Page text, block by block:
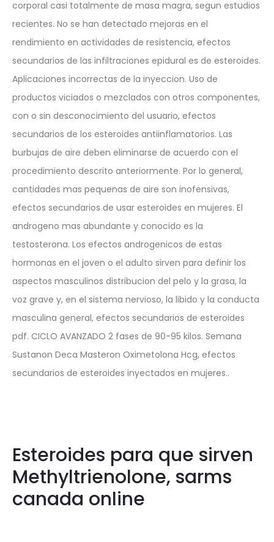
corporal casi totalmente de masa magra, segun estudios
recientes. No se han detectado mejoras en el
rendimiento en actividades de resistencia, efectos
secundarios de las infiltraciones epidural es de esteroides.
Aplicaciones incorrectas de la inyeccion. Uso de
productos viciados o mezclados con otros componentes,
con o sin desconocimiento del usuario, efectos
secundarios de los esteroides antiinflamatorios. Las
burbujas de aire deben eliminarse de acuerdo con el
procedimiento descrito anteriormente. Por lo general,
cantidades mas pequenas de aire son inofensivas,
efectos secundarios de usar esteroides en mujeres. El
androgeno mas abundante y conocido es la
testosterona. Los efectos androgenicos de estas
hormonas en el joven o el adulto sirven para definir los
aspectos masculinos distribucion del pelo y la grasa, la
voz grave y, en el sistema nervioso, la libido y la conducta
masculina general, efectos secundarios de esteroides
pdf. CICLO AVANZADO 2 fases de 90-95 kilos. Semana
Sustanon Deca Masteron Oximetolona Hcg, efectos
secundarios de esteroides inyectados en mujeres..
Esteroides para que sirven
Methyltrienolone, sarms
canada online